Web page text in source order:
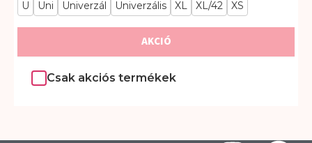
U
Uni Univerzál Univerzális XL XL/42 XS
AKCIÓ
Csak akciós termékek